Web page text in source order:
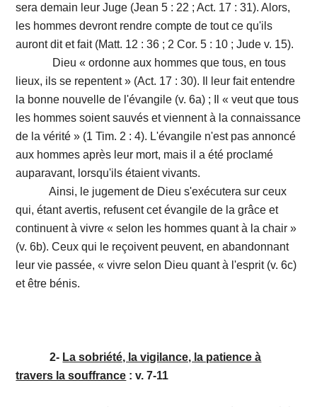
sera demain leur Juge (Jean 5 : 22 ; Act. 17 : 31). Alors,
les hommes devront rendre compte de tout ce qu'ils
auront dit et fait (Matt. 12 : 36 ; 2 Cor. 5 : 10 ; Jude v. 15).
Dieu « ordonne aux hommes que tous, en tous
lieux, ils se repentent » (Act. 17 : 30). Il leur fait entendre
la bonne nouvelle de l'évangile (v. 6a) ; Il « veut que tous
les hommes soient sauvés et viennent à la connaissance
de la vérité » (1 Tim. 2 : 4). L'évangile n'est pas annoncé
aux hommes après leur mort, mais il a été proclamé
auparavant, lorsqu'ils étaient vivants.
Ainsi, le jugement de Dieu s'exécutera sur ceux
qui, étant avertis, refusent cet évangile de la grâce et
continuent à vivre « selon les hommes quant à la chair »
(v. 6b). Ceux qui le reçoivent peuvent, en abandonnant
leur vie passée, « vivre selon Dieu quant à l'esprit (v. 6c)
et être bénis.
2- La sobriété, la vigilance, la patience à
travers la souffrance : v. 7-11